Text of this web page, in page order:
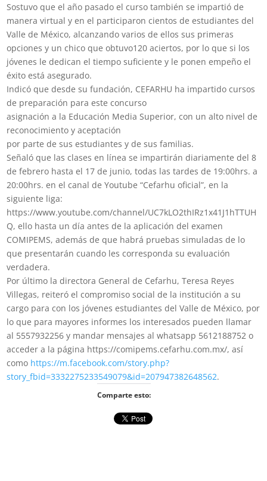
Sostuvo que el año pasado el curso también se impartió de
manera virtual y en el participaron cientos de estudiantes del
Valle de México, alcanzando varios de ellos sus primeras
opciones y un chico que obtuvo120 aciertos, por lo que si los
jóvenes le dedican el tiempo suficiente y le ponen empeño el
éxito está asegurado.
Indicó que desde su fundación, CEFARHU ha impartido cursos
de preparación para este concurso
asignación a la Educación Media Superior, con un alto nivel de
reconocimiento y aceptación
por parte de sus estudiantes y de sus familias.
Señaló que las clases en línea se impartirán diariamente del 8
de febrero hasta el 17 de junio, todas las tardes de 19:00hrs. a
20:00hrs. en el canal de Youtube “Cefarhu oficial”, en la
siguiente liga:
https://www.youtube.com/channel/UC7kLO2thIRz1x41J1hTTUH
Q, ello hasta un día antes de la aplicación del examen
COMIPEMS, además de que habrá pruebas simuladas de lo
que presentarán cuando les corresponda su evaluación
verdadera.
Por último la directora General de Cefarhu, Teresa Reyes
Villegas, reiteró el compromiso social de la institución a su
cargo para con los jóvenes estudiantes del Valle de México, por
lo que para mayores informes los interesados pueden llamar
al 5557932256 y mandar mensajes al whatsapp 5612188752 o
acceder a la página https://comipems.cefarhu.com.mx/, así
como https://m.facebook.com/story.php?
story_fbid=3332275233549079&id=207947382648562.
Comparte esto: